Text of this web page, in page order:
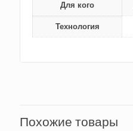
Для кого
Технология
Похожие товары